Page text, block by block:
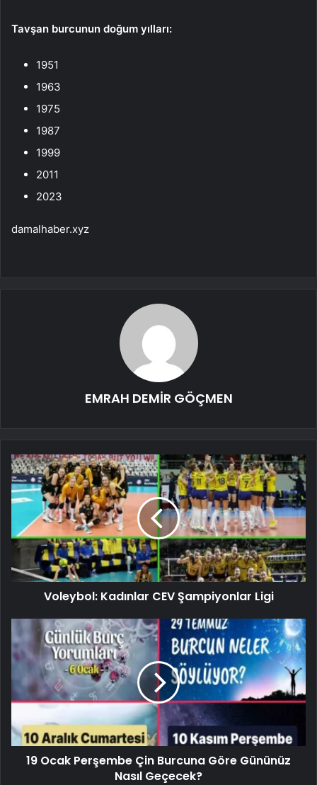
Tavşan burcunun doğum yılları:
1951
1963
1975
1987
1999
2011
2023
damalhaber.xyz
EMRAH DEMİR GÖÇMEN
Voleybol: Kadınlar CEV Şampiyonlar Ligi
19 Ocak Perşembe Çin Burcuna Göre Gününüz
Nasıl Geçecek?